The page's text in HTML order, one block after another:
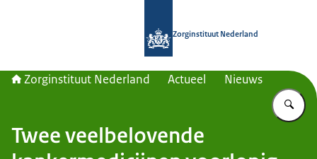
Zorginstituut Nederland
Zorginstituut Nederland Actueel Nieuws
Twee veelbelovende